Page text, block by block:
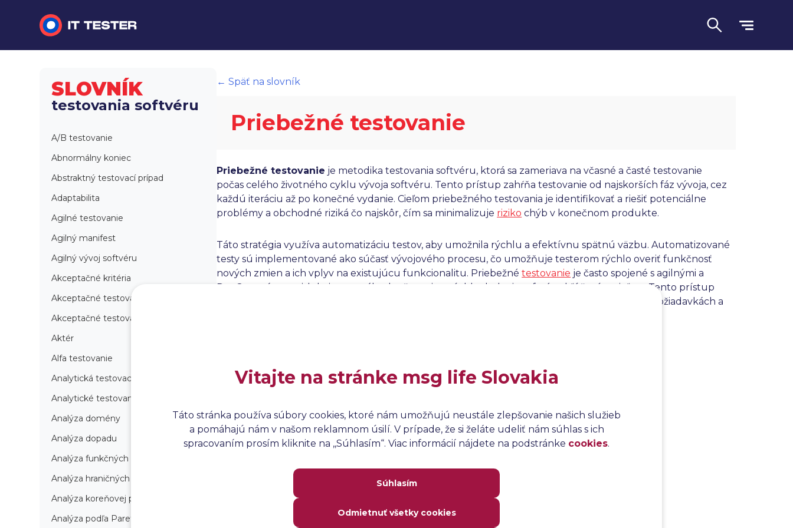
Automatizované testovanie
Slovník
SLOVNÍK
testovania softvéru
A/B testovanie
Abnormálny koniec
Abstraktný testovací prípad
Adaptabilita
Agilné testovanie
Agilný manifest
Agilný vývoj softvéru
Akceptačné kritéria
Akceptačné testovanie
Akceptačné testovanie produkcie
Aktér
Alfa testovanie
Analytická testovacia stratégia
Analytické testovanie
Analýza domény
Analýza dopadu
Analýza funkčných bodov
Analýza hraničných hodnôt
Analýza koreňovej príčiny
Analýza podľa Paretovej metódy
← Späť na slovník
Priebežné testovanie
Priebežné testovanie je metodika testovania softvéru, ktorá sa zameriava na včasné a časté testovanie
počas celého životného cyklu vývoja softvéru. Tento prístup zahŕňa testovanie od najskorších fáz vývoja, cez
každú iteráciu až po konečné vydanie. Cieľom priebežného testovania je identifikovať a riešiť potenciálne
problémy a obchodné riziká čo najskôr, čím sa minimalizuje riziko chýb v konečnom produkte.
Táto stratégia využíva automatizáciu testov, aby umožnila rýchlu a efektívnu spätnú väzbu. Automatizované
testy sú implementované ako súčasť vývojového procesu, čo umožňuje testerom rýchlo overiť funkčnosť
nových zmien a ich vplyv na existujúcu funkcionalitu. Priebežnétestovanie je často spojené s agilnými a
DevOps prístupmi, kde je neustále zlepšovanie a rýchle dodanie softvéru kľúčovým cieľom. Tento prístup
nielen zvyšuje kvalitu softvéru, ale tiež umožňuje tímom efektívnejšie reagovať na zmeny v požiadavkách a
Vitajte na stránke msg life Slovakia
Táto stránka používa súbory cookies, ktoré nám umožňujú neustále zlepšovanie našich služieb
a pomáhajú nám v našom reklamnom úsilí. V prípade, že si želáte udeliť nám súhlas s ich
spracovaním prosím kliknite na ,,Súhlasím“. Viac informácií nájdete na podstránke cookies.
Súhlasím
Odmietnuť všetky cookies